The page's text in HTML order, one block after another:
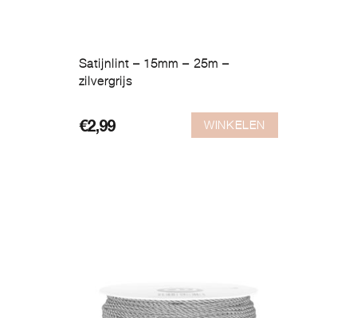
Satijnlint – 15mm – 25m –
zilvergrijs
€2,99 WINKELEN